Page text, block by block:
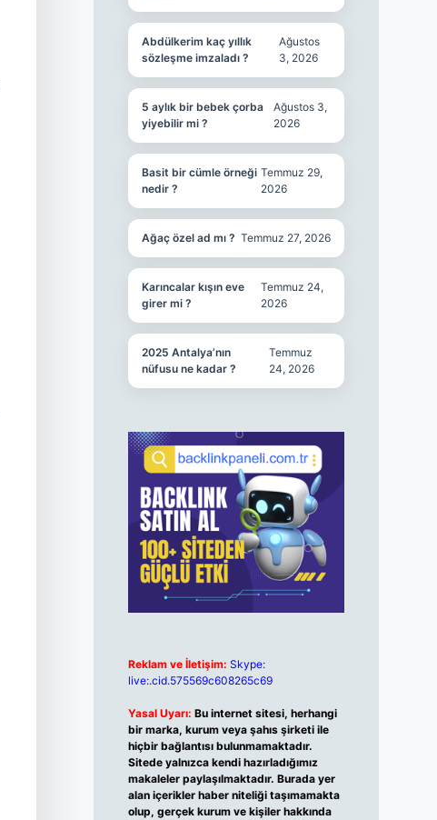
Abdülkerim kaç yıllık
sözleşme imzaladı ?
Ağustos
3, 2026
5 aylık bir bebek çorba
yiyebilir mi ?
Ağustos 3,
2026
Basit bir cümle örneği
nedir ?
Temmuz 29,
2026
Ağaç özel ad mı ? Temmuz 27, 2026
Karıncalar kışın eve
girer mi ?
Temmuz 24,
2026
2025 Antalya’nın
nüfusu ne kadar ?
Temmuz
24, 2026
Reklam ve İletişim: Skype:
live:.cid.575569c608265c69
Yasal Uyarı: Bu internet sitesi, herhangi
bir marka, kurum veya şahıs şirketi ile
hiçbir bağlantısı bulunmamaktadır.
Sitede yalnızca kendi hazırladığımız
makaleler paylaşılmaktadır. Burada yer
alan içerikler haber niteliği taşımamakta
olup, gerçek kurum ve kişiler hakkında